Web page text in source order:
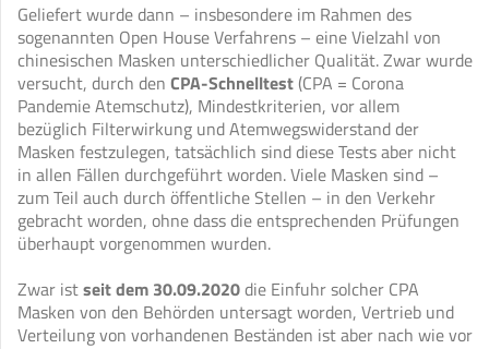
Geliefert wurde dann – insbesondere im Rahmen des
sogenannten Open House Verfahrens – eine Vielzahl von
chinesischen Masken unterschiedlicher Qualität. Zwar wurde
versucht, durch den CPA-Schnelltest (CPA = Corona
Pandemie Atemschutz), Mindestkriterien, vor allem
bezüglich Filterwirkung und Atemwegswiderstand der
Masken festzulegen, tatsächlich sind diese Tests aber nicht
in allen Fällen durchgeführt worden. Viele Masken sind –
zum Teil auch durch öffentliche Stellen – in den Verkehr
gebracht worden, ohne dass die entsprechenden Prüfungen
überhaupt vorgenommen wurden.
Zwar istseit dem 30.09.2020die Einfuhr solcher CPA
Masken von den Behörden untersagt worden, Vertrieb und
Verteilung von vorhandenen Beständen ist aber nach wie vor